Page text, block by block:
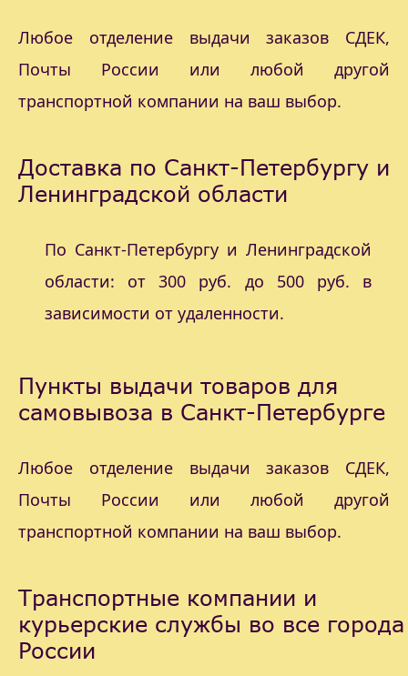
Любое отделение выдачи заказов СДЕК,
Почты России или любой другой
транспортной компании на ваш выбор.
Доставка по Санкт-Петербургу и
Ленинградской области
По Санкт-Петербургу и Ленинградской
области: от 300 руб. до 500 руб. в
зависимости от удаленности.
Пункты выдачи товаров для
самовывоза в Санкт-Петербурге
Любое отделение выдачи заказов СДЕК,
Почты России или любой другой
транспортной компании на ваш выбор.
Транспортные компании и
курьерские службы во все города
России